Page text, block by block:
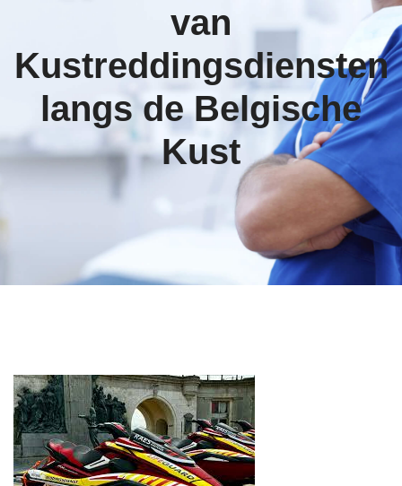
van
Kustreddingsdiensten
langs de Belgische
Kust